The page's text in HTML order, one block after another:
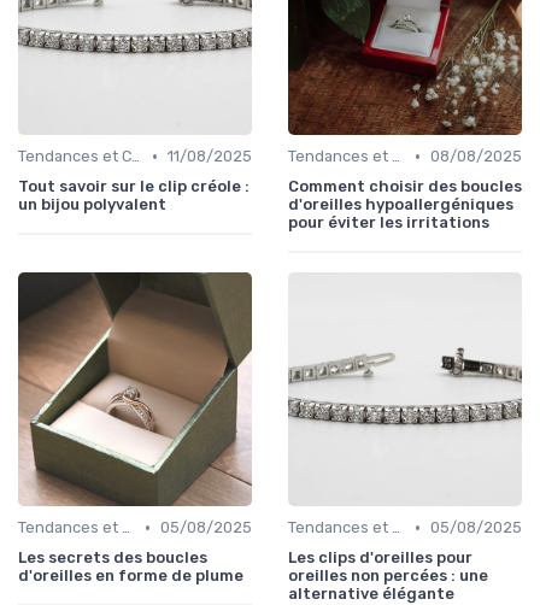
Tendances et Conseils de Style • 11/08/2025
Tout savoir sur le clip créole :
un bijou polyvalent
Tendances et Conseils de Style • 08/08/2025
Comment choisir des boucles
d'oreilles hypoallergéniques
pour éviter les irritations
Tendances et Conseils de Style • 05/08/2025
Les secrets des boucles
d'oreilles en forme de plume
Tendances et Conseils de Style • 05/08/2025
Les clips d'oreilles pour
oreilles non percées : une
alternative élégante